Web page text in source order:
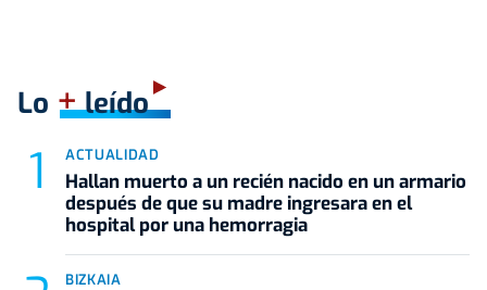
Lo +leído
ACTUALIDAD
Hallan muerto a un recién nacido en un armario
después de que su madre ingresara en el
hospital por una hemorragia
BIZKAIA